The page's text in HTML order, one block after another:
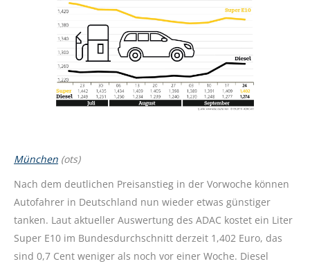
München (ots)
Nach dem deutlichen Preisanstieg in der Vorwoche können
Autofahrer in Deutschland nun wieder etwas günstiger
tanken. Laut aktueller Auswertung des ADAC kostet ein Liter
Super E10 im Bundesdurchschnitt derzeit 1,402 Euro, das
sind 0,7 Cent weniger als noch vor einer Woche. Diesel